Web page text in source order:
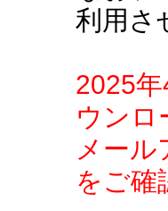
利用さ
2025
ウンロ
メー
をご確